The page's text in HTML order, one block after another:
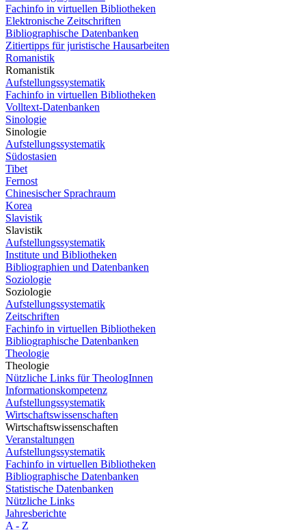
Fachinfo in virtuellen Bibliotheken
Elektronische Zeitschriften
Bibliographische Datenbanken
Zitiertipps für juristische Hausarbeiten
Romanistik
Romanistik
Aufstellungssystematik
Fachinfo in virtuellen Bibliotheken
Volltext-Datenbanken
Sinologie
Sinologie
Aufstellungssystematik
Südostasien
Tibet
Fernost
Chinesischer Sprachraum
Korea
Slavistik
Slavistik
Aufstellungssystematik
Institute und Bibliotheken
Bibliographien und Datenbanken
Soziologie
Soziologie
Aufstellungssystematik
Zeitschriften
Fachinfo in virtuellen Bibliotheken
Bibliographische Datenbanken
Theologie
Theologie
Nützliche Links für TheologInnen
Informationskompetenz
Aufstellungssystematik
Wirtschaftswissenschaften
Wirtschaftswissenschaften
Veranstaltungen
Aufstellungssystematik
Fachinfo in virtuellen Bibliotheken
Bibliographische Datenbanken
Statistische Datenbanken
Nützliche Links
Jahresberichte
A - Z